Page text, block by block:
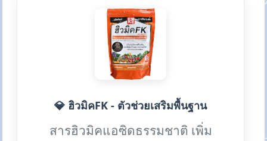
💎 ฮิวมิคFK - ตัวช่วยเสริมพื้นฐาน
สารฮิวมิคแอซิดธรรมชาติ เพิ่ม